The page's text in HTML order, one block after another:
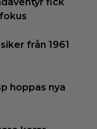
från 1961
hoppas nya